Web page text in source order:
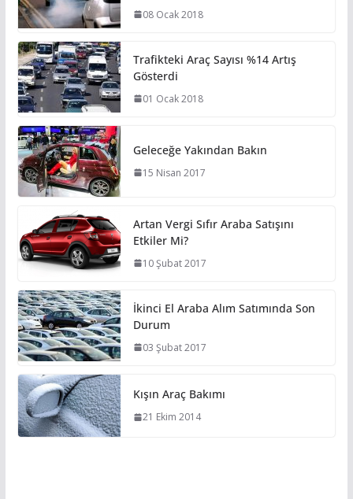
08 Ocak 2018
Trafikteki Araç Sayısı %14 Artış
Gösterdi
01 Ocak 2018
Geleceğe Yakından Bakın
15 Nisan 2017
Artan Vergi Sıfır Araba Satışını
Etkiler Mi?
10 Şubat 2017
İkinci El Araba Alım Satımında Son
Durum
03 Şubat 2017
Kışın Araç Bakımı
21 Ekim 2014